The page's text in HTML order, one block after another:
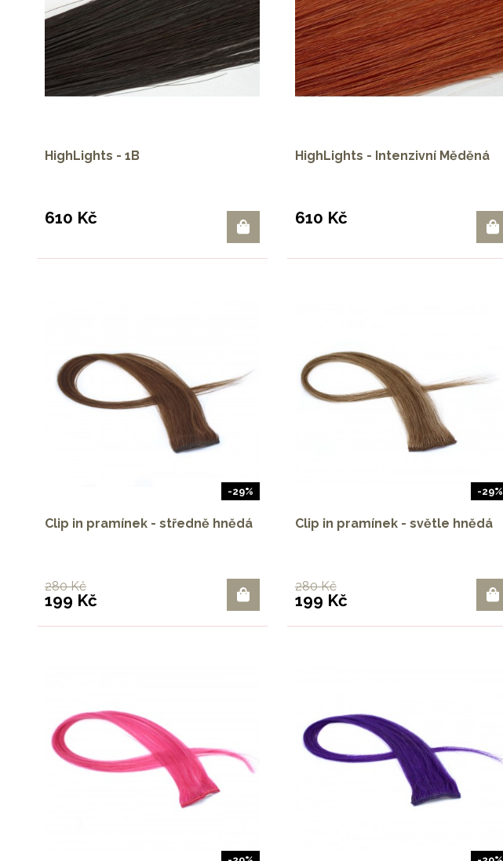
HighLights - 1B
610 Kč
HighLights - Intenzivní Měděná
610 Kč
-29%
Clip in pramínek - středně hnědá
280 Kč
199 Kč
-29%
Clip in pramínek - světle hnědá
280 Kč
199 Kč